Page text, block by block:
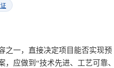
之一，直接决定项目能否实现预
，应做到“技术先进、工艺可靠